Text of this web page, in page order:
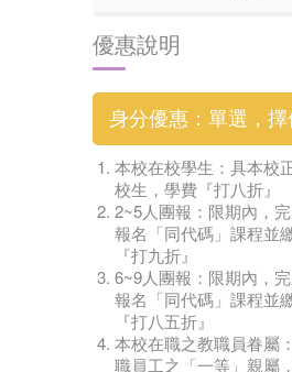
優惠說明
身分優惠：單選，擇
本校在校學生：具本校
校生，學費『打八折』
2~5人團報：限期內，
報名「同代碼」課程並
『打九折』
6~9人團報：限期內，
報名「同代碼」課程並
『打八五折』
本校在職之教職員眷屬
職員工之「一等」親屬